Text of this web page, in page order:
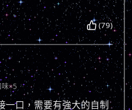
(79)
×5
一口，需要有強大的自制